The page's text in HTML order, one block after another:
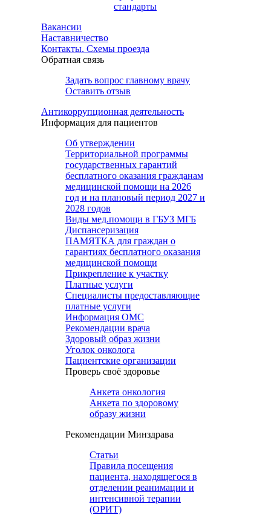
стандарты
Вакансии
Наставничество
Контакты. Схемы проезда
Обратная связь
Задать вопрос главному врачу
Оставить отзыв
Антикоррупционная деятельность
Информация для пациентов
Об утверждении
Территориальной программы
государственных гарантий
бесплатного оказания гражданам
медицинской помощи на 2026
год и на плановый период 2027 и
2028 годов
Виды мед.помощи в ГБУЗ МГБ
Диспансеризация
ПАМЯТКА для граждан о
гарантиях бесплатного оказания
медицинской помощи
Прикрепление к участку
Платные услуги
Специалисты предоставляющие
платные услуги
Информация ОМС
Рекомендации врача
Здоровый образ жизни
Уголок онколога
Пациентские организации
Проверь своё здоровье
Анкета онкология
Анкета по здоровому
образу жизни
Рекомендации Минздрава
Статьи
Правила посещения
пациента, находящегося в
отделении реанимации и
интенсивной терапии
(ОРИТ)